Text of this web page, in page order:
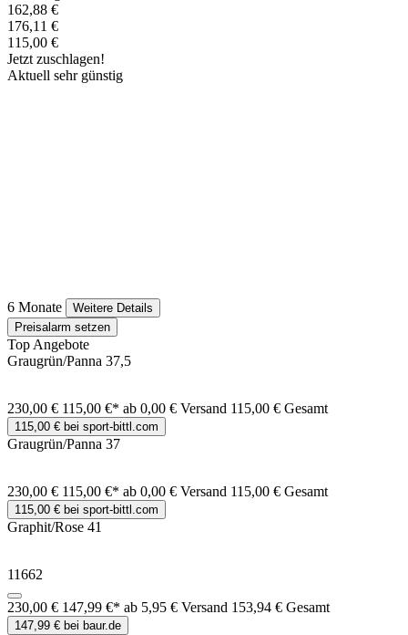
162,88 €
176,11 €
115,00 €
Jetzt zuschlagen!
Aktuell sehr günstig
6 Monate
Weitere Details
Preisalarm setzen
Top Angebote
Graugrün/Panna 37,5
230,00 € 115,00 €* ab 0,00 € Versand 115,00 € Gesamt
115,00 € bei sport-bittl.com
Graugrün/Panna 37
230,00 € 115,00 €* ab 0,00 € Versand 115,00 € Gesamt
115,00 € bei sport-bittl.com
Graphit/Rose 41
11662
230,00 € 147,99 €* ab 5,95 € Versand 153,94 € Gesamt
147,99 € bei baur.de